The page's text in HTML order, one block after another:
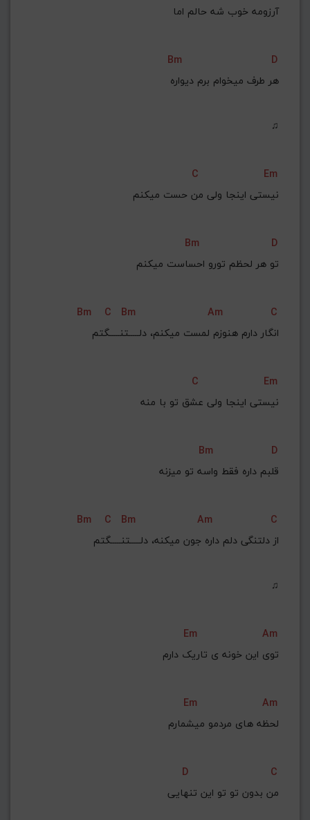
آرزومه خوب شه حالم اما
Bm
D
هر طرف میخوام برم دیواره
♫
C
Em
نیستی اینجا ولی من حست میکنم
Bm
D
تو هر لحظم تورو احساست میکنم
Bm C Bm Am
C
انگار دارم هنوزم لمست میکنم‌‌، دلـــــتنـــــگتم
C
Em
نیستی اینجا ولی عشق تو با منه
Bm
D
قلبم داره فقط واسه تو میزنه
Bm C Bm Am
C
از دلتنگی دلم داره جون میکنه، دلـــــتنـــــگتم
♫
Em
Am
توی این خونه ی تاریک دارم
Em
Am
لحظه های مردمو میشمارم
D
C
من بدون تو تو این تنهایی